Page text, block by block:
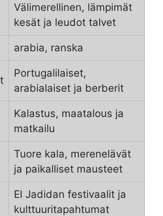
Välimerellinen, lämpimät
kesät ja leudot talvet
arabia, ranska
Portugalilaiset,
arabialaiset ja berberit
Kalastus, maatalous ja
matkailu
Tuore kala, merenelävät
ja paikalliset mausteet
El Jadidan festivaalit ja
kulttuuritapahtumat